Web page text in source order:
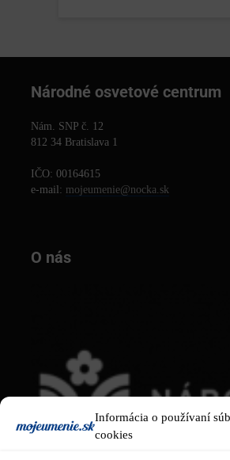
Informácia o používaní
cookies
Národné osvetové centrum
Nám. SNP č. 12
812 34 Bratislava 1
IČO: 00164615
e-mail: mojeumenie@nocka.sk
O nás